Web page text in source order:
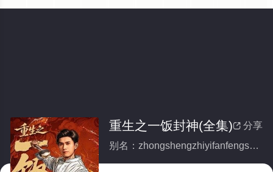
 分享
重生之一饭封神(全集)
别名：zhongshengzhiyifanfengshen